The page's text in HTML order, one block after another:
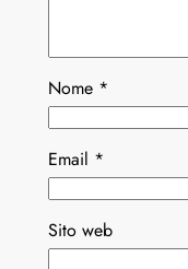
Nome *
Email *
Sito web